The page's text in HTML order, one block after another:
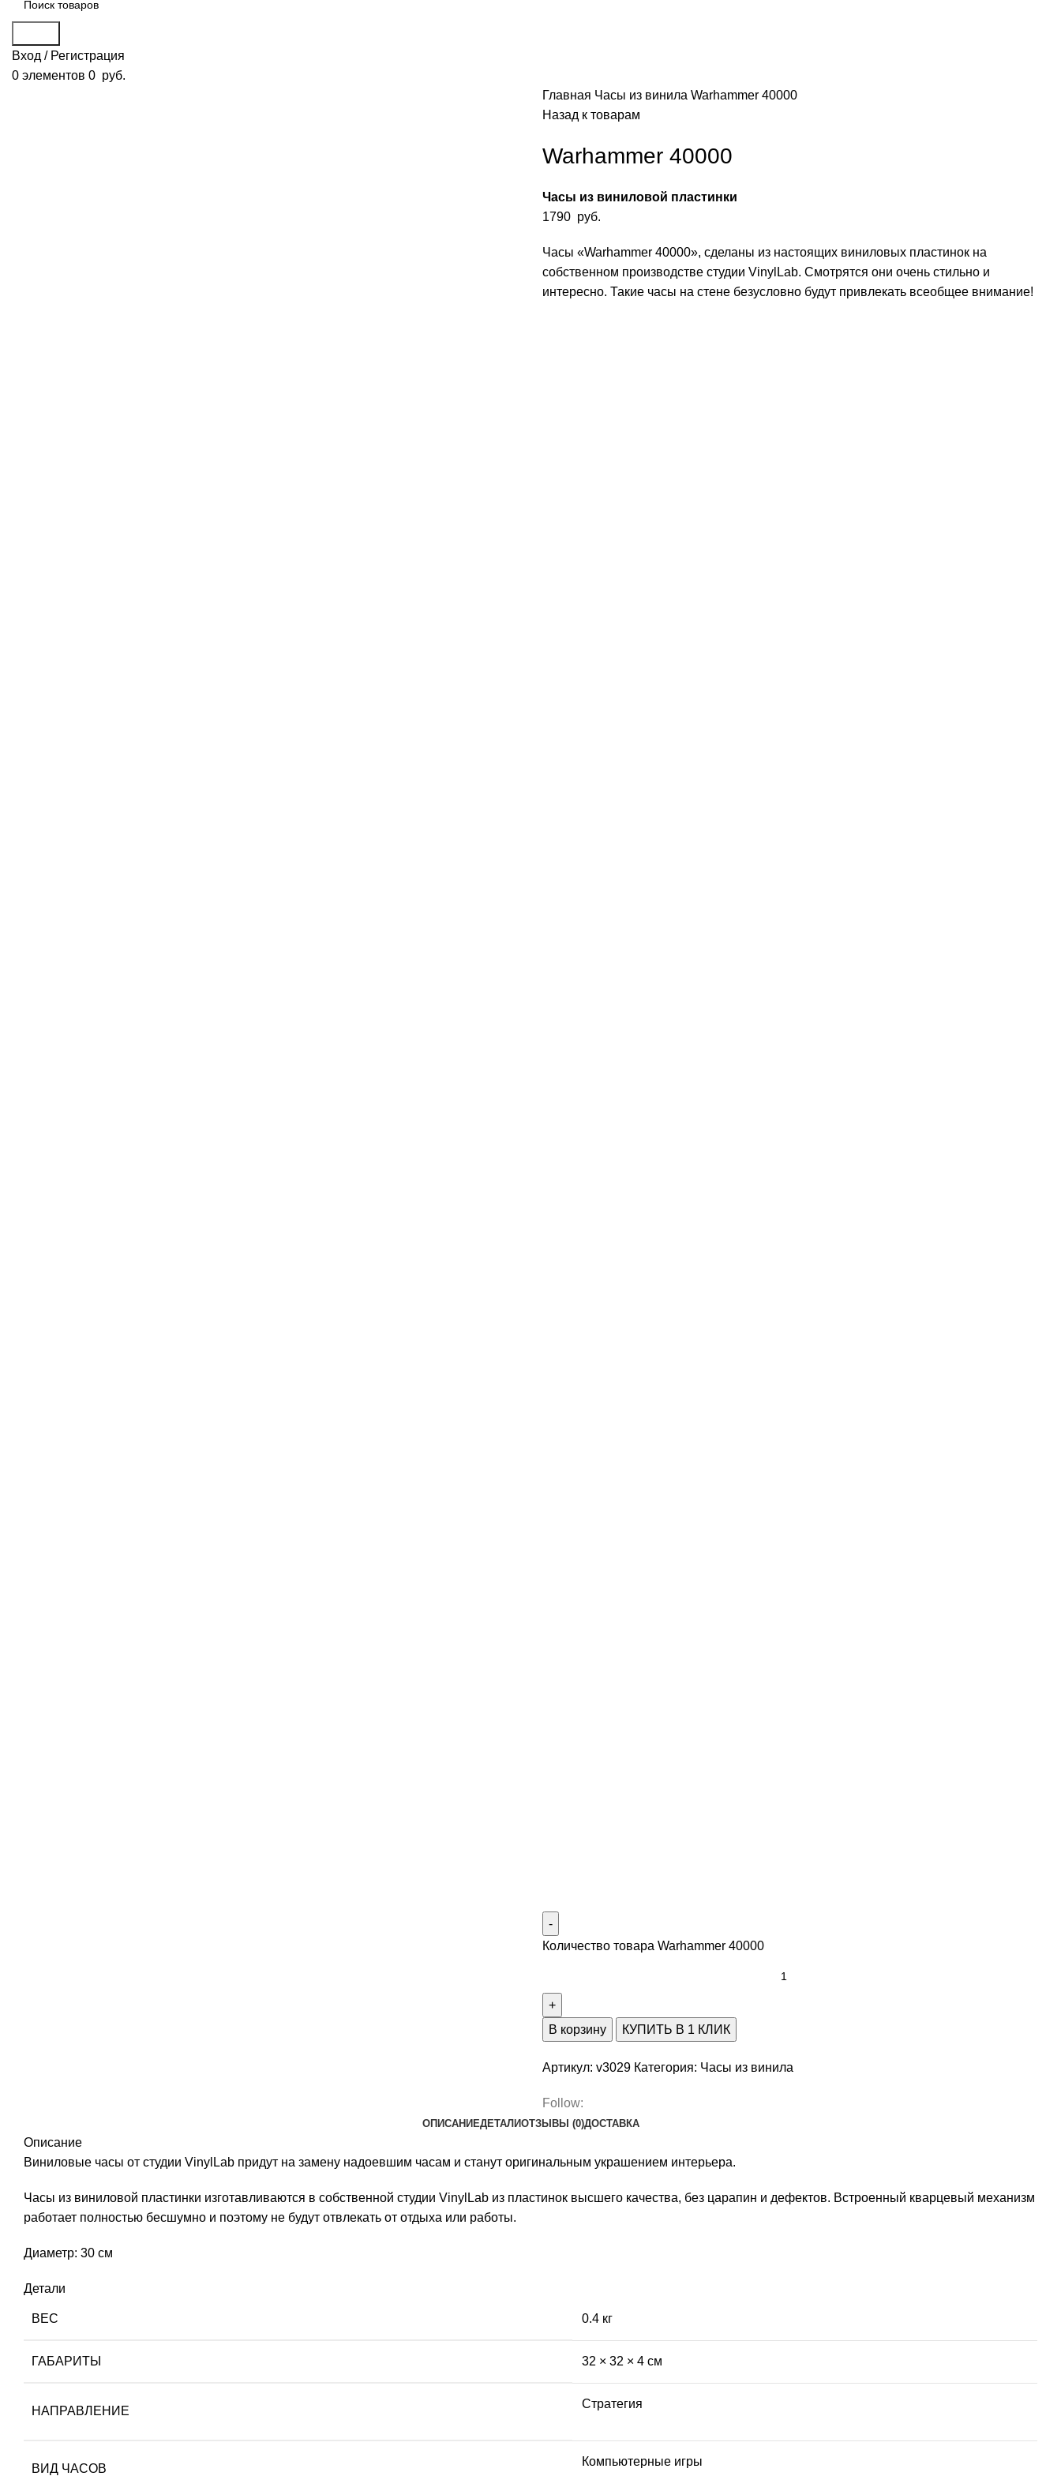
Вход / Регистрация
0 элементов 0 руб.
Главная Часы из винила Warhammer 40000
Назад к товарам
Warhammer 40000
Часы из виниловой пластинки
1790 руб.
Часы «Warhammer 40000», сделаны из настоящих виниловых пластинок на
собственном производстве студии VinylLab. Смотрятся они очень стильно и
интересно. Такие часы на стене безусловно будут привлекать всеобщее внимание!
Количество товара Warhammer 40000
В корзину КУПИТЬ В 1 КЛИК
Артикул: v3029 Категория: Часы из винила
Follow:
ОПИСАНИЕДЕТАЛИОТЗЫВЫ (0)ДОСТАВКА
Описание
Виниловые часы от студии VinylLab придут на замену надоевшим часам и станут оригинальным украшением интерьера.
Часы из виниловой пластинки изготавливаются в собственной студии VinylLab из пластинок высшего качества, без царапин и дефектов. Встроенный кварцевый механизм
работает полностью бесшумно и поэтому не будут отвлекать от отдыха или работы.
Диаметр: 30 см
Детали
ВЕС 0.4 кг
ГАБАРИТЫ 32 × 32 × 4 см
НАПРАВЛЕНИЕ
Стратегия
ВИД ЧАСОВ
Компьютерные игры